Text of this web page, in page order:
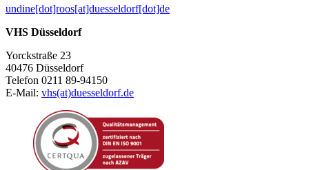
undine[dot]roos[at]duesseldorf[dot]de
VHS Düsseldorf
Yorckstraße 23
40476 Düsseldorf
Telefon 0211 89-94150
E-Mail: vhs(at)duesseldorf.de